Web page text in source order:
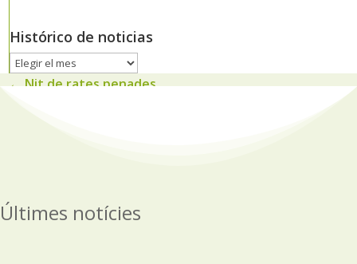
Histórico de noticias
Histórico
de
noticias
←Nit de rates penades
Últimes notícies